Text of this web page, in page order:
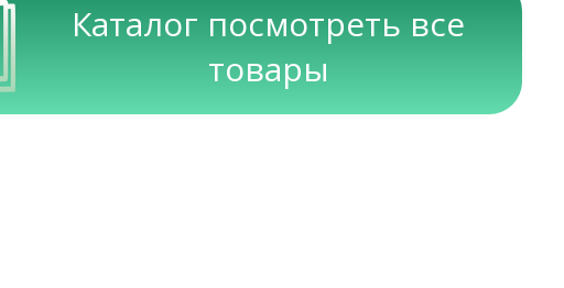
Каталог посмотреть все
товары